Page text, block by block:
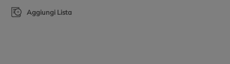
Aggiungi Lista